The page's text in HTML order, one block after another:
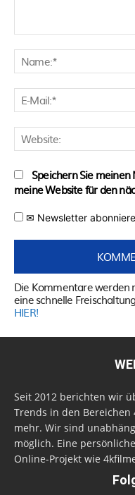
Speichern Sie
meine Website für den
✉ Newsletter
Die Kommentare werden
eine schnelle
HIER!
Seit 2012 berichten wir
Trends in den Bereichen
mehr. Wir sind
möglich. Eine
Online-Projekt wie